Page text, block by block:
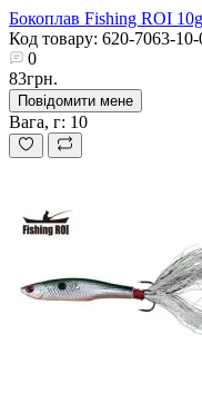
Бокоплав Fishing ROI
Код товару: 620-7063-10-
0
83грн.
Повідомити мене
Вага, г: 10